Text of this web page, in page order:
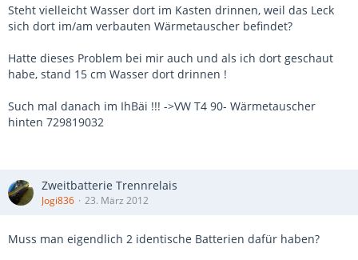
Steht vielleicht Wasser dort im Kasten drinnen, weil das Leck
sich dort im/am verbauten Wärmetauscher befindet?
Hatte dieses Problem bei mir auch und als ich dort geschaut
habe, stand 15 cm Wasser dort drinnen !
Such mal danach im IhBäi !!! ->VW T4 90- Wärmetauscher
hinten 729819032
Zweitbatterie Trennrelais
Jogi836 23. März 2012
Muss man eigendlich 2 identische Batterien dafür haben?